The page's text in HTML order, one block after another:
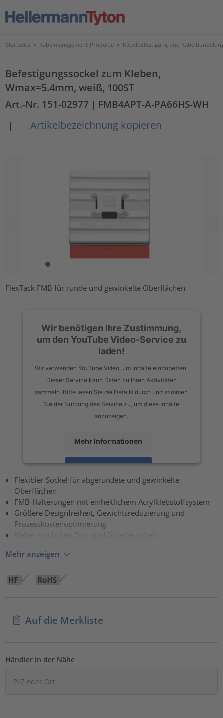
Startseite > Kabelmanagement-Produkte > Kabelbefestigung und
Befestigungssockel zum Kleben,
Wmax=5.4mm, weiß, 100ST
Art.-Nr. 151-02977 | FMB4APT-A-PA66HS-WH
|
Artikelbezeichnung kopieren
FlexTack FMB für runde und gewinkelte Oberflächen
Wir benötigen Ihre Zustimmung,
um den YouTube Video-Service zu
laden!
Wir verwenden YouTube Video, um Inhalte einzubetten.
Dieser Service kann Daten zu Ihren Aktivitäten
sammeln. Bitte lesen Sie die Details durch und stimmen
Sie der Nutzung des Service zu, um diese Inhalte
anzuzeigen.
Mehr Informationen
Akzeptieren
powered byUsercentrics Consent Management Platform
Flexibler Sockel für abgerundete und gewinkelte
Oberflächen
FMB-Halterungen mit einheitlichem Acrylklebstoffsystem
Größere Designfreiheit, Gewichtsreduzierung und
Prozesskostenoptimierung
Kleber mit hoher Zug- und Scherfestigkeit
Mehr anzeigen
Auf die Merkliste
Händler in der Nähe